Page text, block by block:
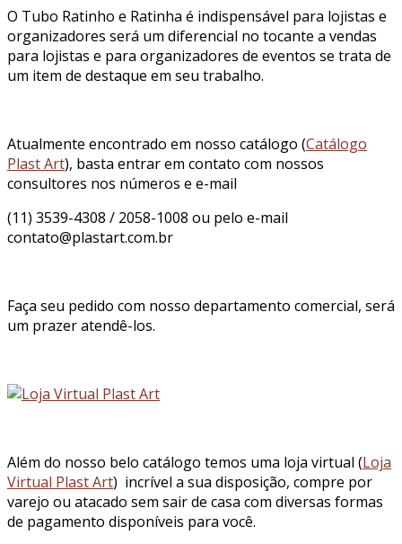
O Tubo Ratinho e Ratinha é indispensável para lojistas e
organizadores será um diferencial no tocante a vendas
para lojistas e para organizadores de eventos se trata de
um item de destaque em seu trabalho.
Atualmente encontrado em nosso catálogo (Catálogo
Plast Art), basta entrar em contato com nossos
consultores nos números e e-mail
(11) 3539-4308 / 2058-1008 ou pelo e-mail
contato@plastart.com.br
Faça seu pedido com nosso departamento comercial, será
um prazer atendê-los.
Além do nosso belo catálogo temos uma loja virtual (Loja
Virtual Plast Art) incrível a sua disposição, compre por
varejo ou atacado sem sair de casa com diversas formas
de pagamento disponíveis para você.